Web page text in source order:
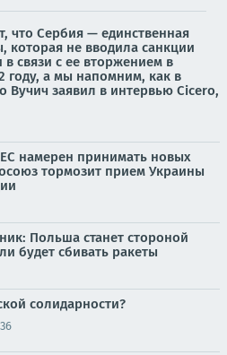
что Сербия — единственная
которая не вводила санкции
в связи с ее вторжением в
году, а мы напомним, как в
Вучич заявил в интервью Cicero,
намерен принимать новых
тормозит прием Украины
Польша станет стороной
будет сбивать ракеты
солидарности?